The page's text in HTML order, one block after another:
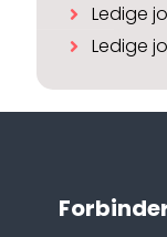
Ledige
Ledige